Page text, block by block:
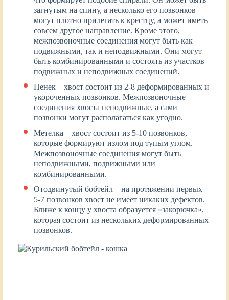
загнутым на спину, а несколько его позвонков
могут плотно прилегать к крестцу, а может иметь
совсем другое направление. Кроме этого,
межпозвоночные соединения могут быть как
подвижными, так и неподвижными. Они могут
быть комбинированными и состоять из участков
подвижных и неподвижных соединений.
Пенек – хвост состоит из 2-8 деформированных и
укороченных позвонков. Межпозвоночные
соединения хвоста неподвижные, а сами
позвонки могут располагаться как угодно.
Метелка – хвост состоит из 5-10 позвонков,
которые формируют излом под тупым углом.
Межпозвоночные соединения могут быть
неподвижными, подвижными или
комбинированными.
Отодвинутый бобтейл – на протяжении первых
5-7 позвонков хвост не имеет никаких дефектов.
Ближе к концу у хвоста образуется «закорючка»,
которая состоит из нескольких деформированных
позвонков.